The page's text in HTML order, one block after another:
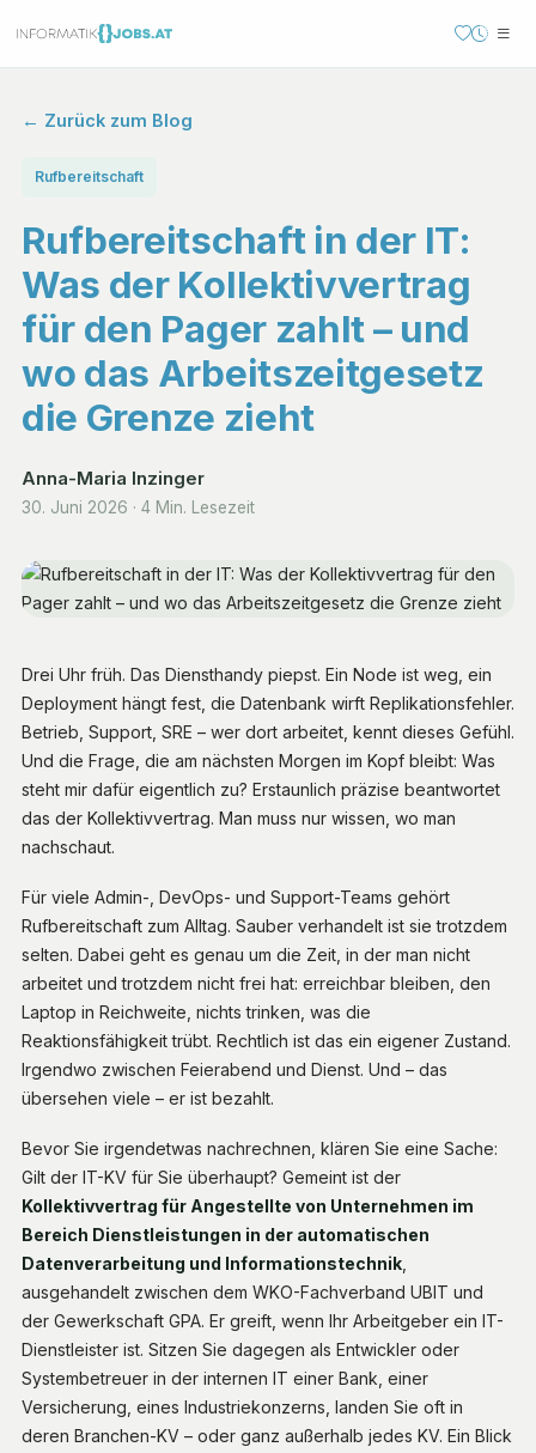
← Zurück zum Blog
Rufbereitschaft
Rufbereitschaft in der IT:
Was der Kollektivvertrag
für den Pager zahlt – und
wo das Arbeitszeitgesetz
die Grenze zieht
Anna-Maria Inzinger
30. Juni 2026 · 4 Min. Lesezeit
Drei Uhr früh. Das Diensthandy piepst. Ein Node ist weg, ein
Deployment hängt fest, die Datenbank wirft Replikationsfehler.
Betrieb, Support, SRE – wer dort arbeitet, kennt dieses Gefühl.
Und die Frage, die am nächsten Morgen im Kopf bleibt: Was
steht mir dafür eigentlich zu? Erstaunlich präzise beantwortet
das der Kollektivvertrag. Man muss nur wissen, wo man
nachschaut.
Für viele Admin-, DevOps- und Support-Teams gehört
Rufbereitschaft zum Alltag. Sauber verhandelt ist sie trotzdem
selten. Dabei geht es genau um die Zeit, in der man nicht
arbeitet und trotzdem nicht frei hat: erreichbar bleiben, den
Laptop in Reichweite, nichts trinken, was die
Reaktionsfähigkeit trübt. Rechtlich ist das ein eigener Zustand.
Irgendwo zwischen Feierabend und Dienst. Und – das
übersehen viele – er ist bezahlt.
Bevor Sie irgendetwas nachrechnen, klären Sie eine Sache:
Gilt der IT-KV für Sie überhaupt? Gemeint ist der
Kollektivvertrag für Angestellte von Unternehmen im
Bereich Dienstleistungen in der automatischen
Datenverarbeitung und Informationstechnik
ausgehandelt zwischen dem WKO-Fachverband UBIT und
der Gewerkschaft GPA. Er greift, wenn Ihr Arbeitgeber ein IT-
Dienstleister ist. Sitzen Sie dagegen als Entwickler oder
Systembetreuer in der internen IT einer Bank, einer
Versicherung, eines Industriekonzerns, landen Sie oft in
deren Branchen-KV – oder ganz außerhalb jedes KV. Ein Blick